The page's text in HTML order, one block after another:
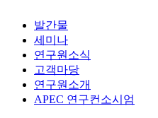
발간물
세미나
연구원소식
고객마당
연구원소개
APEC 연구컨소시엄